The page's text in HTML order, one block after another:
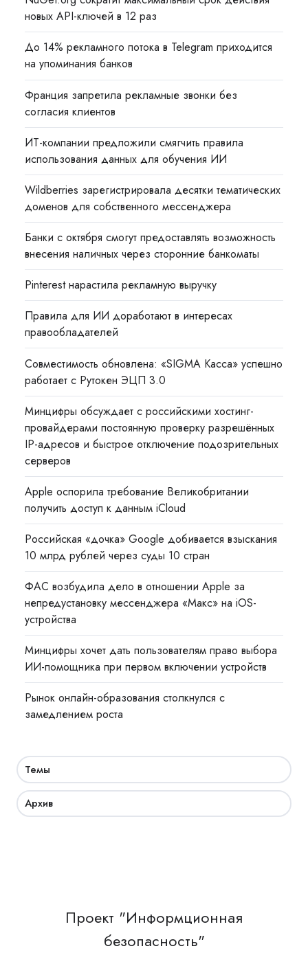
новых API-ключей в 12 раз
До 14% рекламного потока в Telegram приходится
на упоминания банков
Франция запретила рекламные звонки без
согласия клиентов
ИТ-компании предложили смягчить правила
использования данных для обучения ИИ
Wildberries зарегистрировала десятки тематических
доменов для собственного мессенджера
Банки с октября смогут предоставлять возможность
внесения наличных через сторонние банкоматы
Pinterest нарастила рекламную выручку
Правила для ИИ доработают в интересах
правообладателей
Совместимость обновлена: «SIGMA Касса» успешно
работает с Рутокен ЭЦП 3.0
Минцифры обсуждает с российскими хостинг-
провайдерами постоянную проверку разрешённых
IP-адресов и быстрое отключение подозрительных
серверов
Apple оспорила требование Великобритании
получить доступ к данным iCloud
Российская «дочка» Google добивается взыскания
10 млрд рублей через суды 10 стран
ФАС возбудила дело в отношении Apple за
непредустановку мессенджера «Макс» на iOS-
устройства
Минцифры хочет дать пользователям право выбора
ИИ-помощника при первом включении устройств
Рынок онлайн-образования столкнулся с
замедлением роста
Темы
Архив
Проект "Информционная
безопасность"